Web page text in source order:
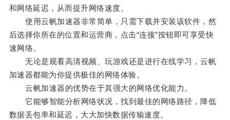
和网络延迟，从而提升网络速度。
使用云帆加速器非常简单，只需下载并安装该软件，然
后选择你所在的位置和运营商，点击“连接”按钮即可享受快
速网络。
无论是观看高清视频、玩游戏还是进行在线学习，云帆
加速器都能为你提供极佳的网络体验。
云帆加速器的优势在于其强大的网络优化能力。
它能够智能分析网络状况，找到最佳的网络路径，降低
数据丢包率和延迟，大大加快数据传输速度。